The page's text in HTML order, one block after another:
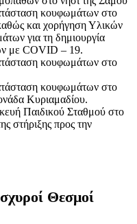
κουφωμάτων στο
και χορήγηση Υλικών
για τη δημιουργία
με COVID – 19.
κουφωμάτων στο
κουφωμάτων στο
Κυριαμαδίου.
Παιδικού Σταθμού στο
στήριξης προς την
Θεσμοί